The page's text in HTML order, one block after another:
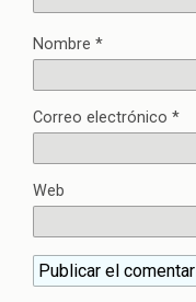
Nombre *
Correo electrónico *
Web